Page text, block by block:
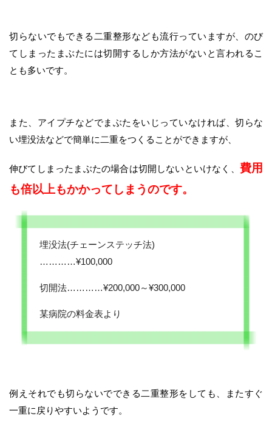
切らないでもできる二重整形なども流行っていますが、のび
てしまったまぶたには切開するしか方法がないと言われるこ
とも多いです。
また、アイプチなどでまぶたをいじっていなければ、切らな
い埋没法などで簡単に二重をつくることができますが、
伸びてしまったまぶたの場合は切開しないといけなく、 費用
も倍以上もかかってしまうのです。
埋没法(チェーンステッチ法)
…………¥100,000
切開法…………¥200,000～¥300,000
某病院の料金表より
例えそれでも切らないでできる二重整形をしても、またすぐ
一重に戻りやすいようです。